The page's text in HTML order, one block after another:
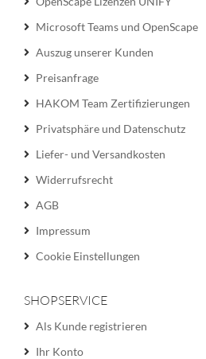
Microsoft Teams und OpenScape
Auszug unserer Kunden
Preisanfrage
HAKOM Team Zertifizierungen
Privatsphäre und Datenschutz
Liefer- und Versandkosten
Widerrufsrecht
AGB
Impressum
Cookie Einstellungen
SHOPSERVICE
Als Kunde registrieren
Ihr Konto